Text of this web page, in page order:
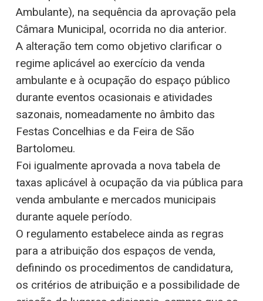
Ambulante), na sequência da aprovação pela
Câmara Municipal, ocorrida no dia anterior.
A alteração tem como objetivo clarificar o
regime aplicável ao exercício da venda
ambulante e à ocupação do espaço público
durante eventos ocasionais e atividades
sazonais, nomeadamente no âmbito das
Festas Concelhias e da Feira de São
Bartolomeu.
Foi igualmente aprovada a nova tabela de
taxas aplicável à ocupação da via pública para
venda ambulante e mercados municipais
durante aquele período.
O regulamento estabelece ainda as regras
para a atribuição dos espaços de venda,
definindo os procedimentos de candidatura,
os critérios de atribuição e a possibilidade de